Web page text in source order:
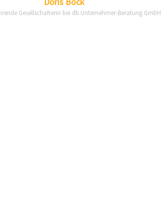
Gesellschafterin bei db.Unternehmer-Beratung GmbH